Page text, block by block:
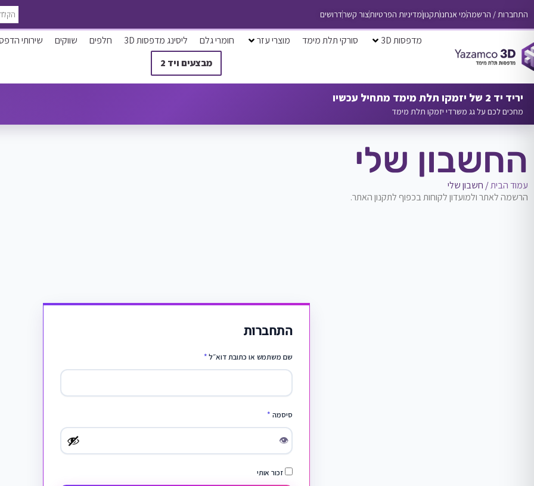
התחברות / הרשמהמי אנחנותקנוןמדיניות הפרטיותצור קשרדרושים
מדפסות 3D סורקי תלת מימד מוצרי עזר חומרי גלם ליסינג מדפסות 3D חלפים שווקים
שירותי
מבצעים ויד 2
יריד יד 2 של יזמקו תלת מימד מתחיל עכשיו
מחכים לכם על גג משרדי יזמקו תלת מימד
החשבון שלי
עמוד הבית/ חשבון שלי
הרשמה לאתר ולמועדון לקוחות בכפוף לתקנון האתר.
התחברות
שם משתמש או כתובת דוא״ל*
סיסמה *
👁
זכור אותי